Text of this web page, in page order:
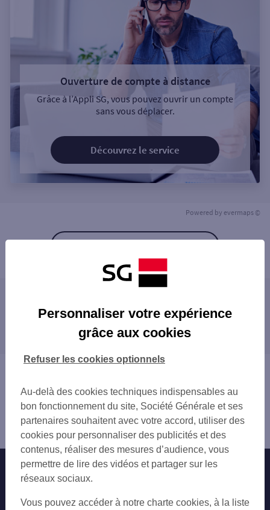
Ouverture de compte à distance
Grâce à l’Appli SG, vous pouvez ouvrir un compte
sans vous déplacer.
Découvrez le service
Powered by evermaps ©
AULNAY/BOIS VIEUX PAYS
LE BLANC MESNIL
SEVRAN BUSSIERE
LIVRY GARGAN
BOBIGNY ROSTAND
DRANCY
LE RAINCY CENTRE
LE BOURGET
VILLEPINTE PARIS ND 2
NOISY LE SEC
TREMBLAY VERT GALANT
Les agences SG dans les villes à proximité
LES PAVILLONS-SOUS-BOIS
BONDY
DRANCY
LIVRY-GARGAN
LE RAINCY
BOBIGNY
LE BOURGET
CLICHY-SOUS-BOIS
Aulnay sous Bois
Agence AULNAY S BOIS CENTRE
Nos engagements Nous contacter
Autres sites SG
Personnaliser votre expérience
grâce aux cookies
Au-delà des cookies techniques indispensables au
bon fonctionnement du site, Société Générale et ses
partenaires souhaitent avec votre accord, utiliser des
cookies pour personnaliser des publicités et des
contenus, réaliser des mesures d’audience, vous
permettre de lire des vidéos et partager sur les
réseaux sociaux.
Vous pouvez accéder à notre charte cookies, à la liste
Refuser les cookies optionnels